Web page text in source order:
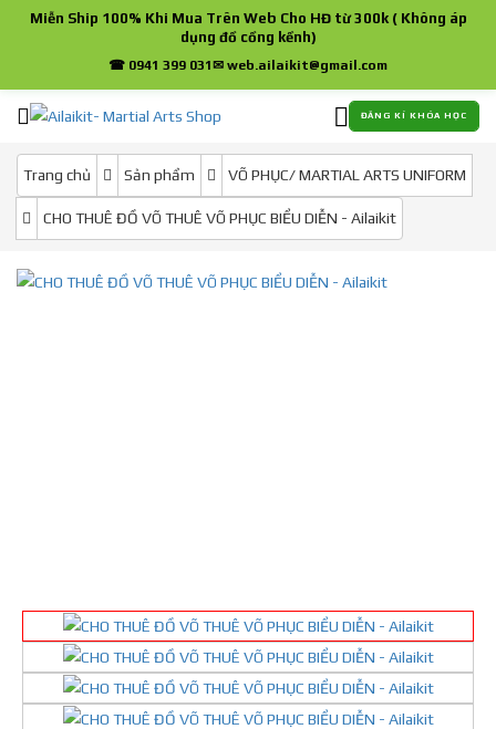
Miễn Ship 100% Khi Mua Trên Web Cho HĐ từ 300k ( Không áp
dụng đồ cồng kềnh)
☎ 0941 399 031✉ web.ailaikit@gmail.com
ĐĂNG KÍ KHÓA HỌC
Trang chủ Sản phẩm VÕ PHỤC/ MARTIAL ARTS UNIFORM
CHO THUÊ ĐỒ VÕ THUÊ VÕ PHỤC BIỂU DIỄN - Ailaikit